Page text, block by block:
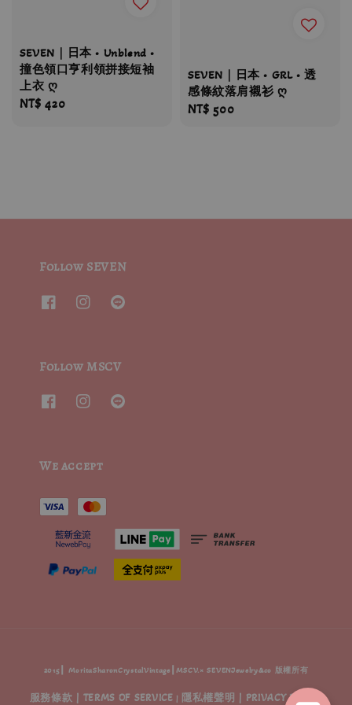
SEVEN｜日本 • Unblend •
撞色領口亨利領拼接短袖
上衣 ღ
Regular
NT$ 420
SEVEN｜日本 • GRL • 透
感條紋落肩襯衫 ღ
Regular
NT$ 500
Follow SEVEN
Follow MSCV
We accept
2015┃ MoritaSharonCrystalVintage┃MSCV.× SEVENJewelry&co 版權所有
服務條款 | TERMS OF SERVICE | 隱私權聲明 | PRIVACY POLICY